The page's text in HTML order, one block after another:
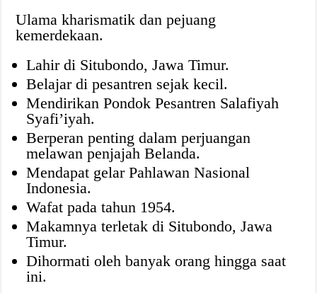
Ulama kharismatik dan pejuang
kemerdekaan.
Lahir di Situbondo, Jawa Timur.
Belajar di pesantren sejak kecil.
Mendirikan Pondok Pesantren Salafiyah
Syafi’iyah.
Berperan penting dalam perjuangan
melawan penjajah Belanda.
Mendapat gelar Pahlawan Nasional
Indonesia.
Wafat pada tahun 1954.
Makamnya terletak di Situbondo, Jawa
Timur.
Dihormati oleh banyak orang hingga saat
ini.